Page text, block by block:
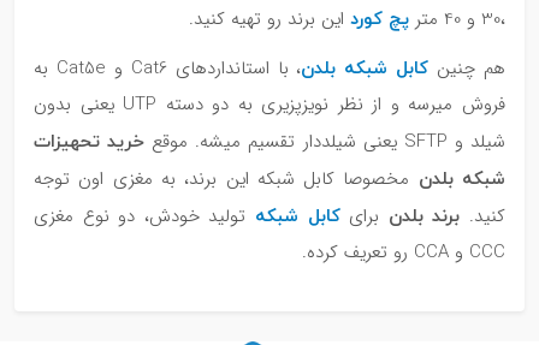
،30 و 40 متر
پچ کورد این برند رو تهیه کنید.
هم چنین کابل شبکه بلدن
، با استانداردهای Cat6 و Cat5e به
فروش میرسه و از نظر نویزپزیری به دو دسته UTP یعنی بدون
شیلد و SFTP یعنی شیلددار تقسیم میشه. موقع
خرید تحهیزات
شبکه بلدن مخصوصا کابل شبکه این برند، به مغزی اون توجه
کنید. برند بلدن برایکابل شبکه تولید خودش، دو نوع مغزی
CCC و CCA رو تعریف کرده.